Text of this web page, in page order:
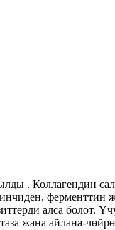
. Коллагендин
ферменттин
алса болот.
жана айлана-